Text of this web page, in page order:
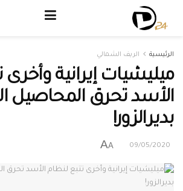
الرئيسية الريف الشمالي
ميليشيات إيرانية وأخرى
الأسد تحرق المحاصيل
بديرالزور!
09/05/2020
A
A